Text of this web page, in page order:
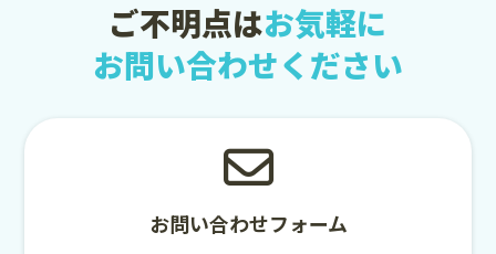
ご不明点はお気軽に
お問い合わせください
お問い合わせフォーム